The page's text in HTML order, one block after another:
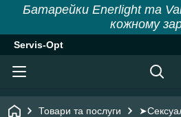
Батарейки Enerlight та
кожному
Servis-Opt
Товари та послуги